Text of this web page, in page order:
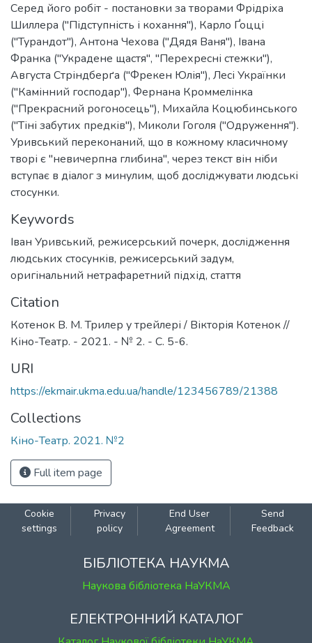
Серед його робіт - постановки за творами Фрідріха
Шиллера ("Підступність і кохання"), Карло Ґоцці
("Турандот"), Антона Чехова ("Дядя Ваня"), Івана
Франка ("Украдене щастя", "Перехресні стежки"),
Августа Стріндберґа ("Фрекен Юлія"), Лесі Українки
("Камінний господар"), Фернана Кроммелінка
("Прекрасний рогоносець"), Михайла Коцюбинського
("Тіні забутих предків"), Миколи Гоголя ("Одруження").
Уривський переконаний, що в кожному класичному
творі є "невичерпна глибина", через текст він ніби
вступає в діалог з минулим, щоб досліджувати людські
стосунки.
Keywords
Іван Уривський, режисерський почерк, дослідження
людських стосунків, режисерський задум,
оригінальний нетрафаретний підхід, стаття
Citation
Котенок В. М. Трилер у трейлері / Вікторія Котенок //
Кіно-Театр. - 2021. - № 2. - С. 5-6.
URI
https://ekmair.ukma.edu.ua/handle/123456789/21388
Collections
Кіно-Театр. 2021. №2
Full item page
Cookie
settings
Privacy
policy
End User
Agreement
Send
Feedback
БІБЛІОТЕКА НАУКМА
Наукова бібліотека НаУКМА
ЕЛЕКТРОННИЙ КАТАЛОГ